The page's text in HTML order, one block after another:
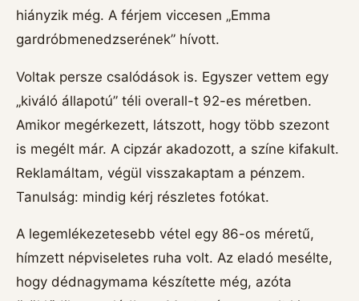
hiányzik még. A férjem viccesen „Emma
gardróbmenedzserének” hívott.
Voltak persze csalódások is. Egyszer vettem egy
„kiváló állapotú” téli overall-t 92-es méretben.
Amikor megérkezett, látszott, hogy több szezont
is megélt már. A cipzár akadozott, a színe kifakult.
Reklamáltam, végül visszakaptam a pénzem.
Tanulság: mindig kérj részletes fotókat.
A legemlékezetesebb vétel egy 86-os méretű,
hímzett népviseletes ruha volt. Az eladó mesélte,
hogy dédnagymama készítette még, azóta